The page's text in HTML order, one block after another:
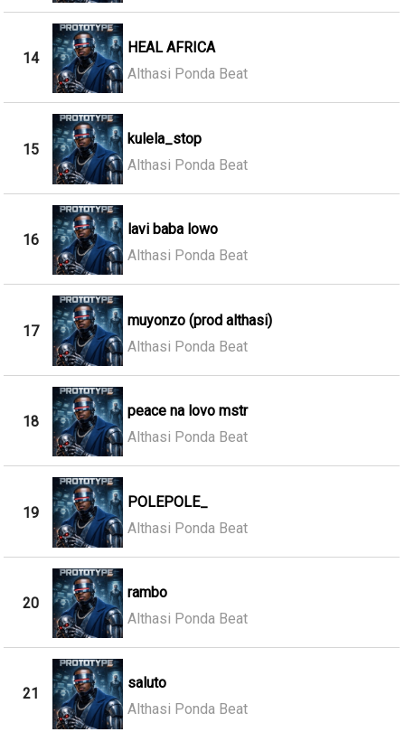
14
HEAL AFRICA
Althasi Ponda Beat
15
kulela_stop
Althasi Ponda Beat
16
lavi baba lowo
Althasi Ponda Beat
17
muyonzo (prod althasi)
Althasi Ponda Beat
18
peace na lovo mstr
Althasi Ponda Beat
19
POLEPOLE_
Althasi Ponda Beat
20
rambo
Althasi Ponda Beat
21
saluto
Althasi Ponda Beat